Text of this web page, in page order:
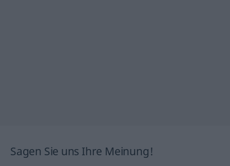
Sagen Sie uns Ihre Meinung!